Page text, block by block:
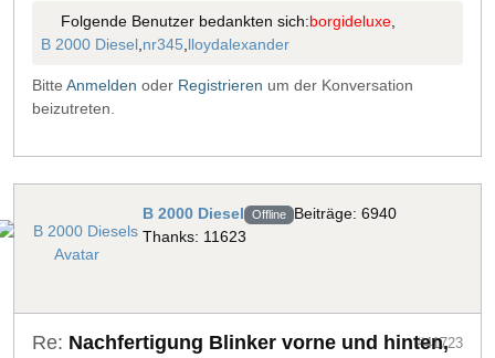
Folgende Benutzer bedankten sich:borgideluxe,
B 2000 Diesel,nr345,lloydalexander
Bitte Anmelden oder Registrieren um der Konversation
beizutreten.
B 2000 Diesel Offline Beiträge: 6940
Thanks: 11623
Re: Nachfertigung Blinker vorne und hinten,
#41723